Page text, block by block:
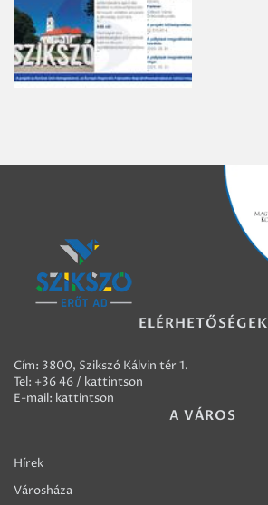
ELÉRHETŐSÉGEK
Cím: 3800, Szikszó Kálvin tér 1.
Tel: +36 46 / kattintson
E-mail: kattintson
A VÁROS
Hírek
Városháza